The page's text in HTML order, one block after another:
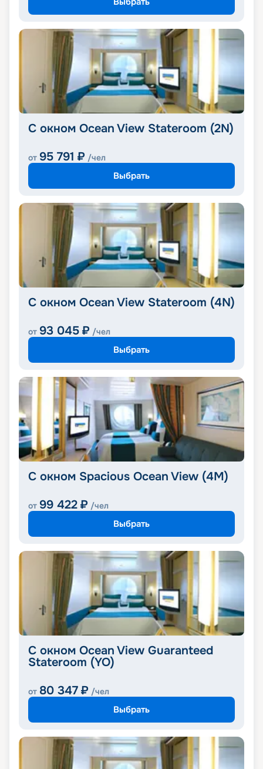
С окном Ocean View Stateroom (2N)
от 95 791 ₽ /чел
Выбрать
С окном Ocean View Stateroom (4N)
от 93 045 ₽ /чел
Выбрать
С окном Spacious Ocean View (4M)
от 99 422 ₽ /чел
Выбрать
С окном Ocean View Guaranteed
Stateroom (YO)
от 80 347 ₽ /чел
Выбрать